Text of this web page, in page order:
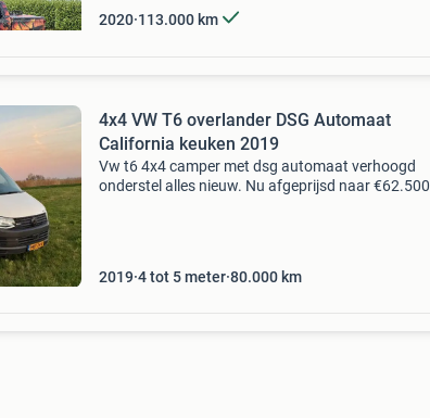
2020 113.000 km
4x4 VW T6 overlander DSG Automaat
California keuken 2019
Vw t6 4x4 camper met dsg automaat verhoogd
onderstel alles nieuw. Nu afgeprijsd naar €62.500
2019 4 tot 5 meter 80.000 km